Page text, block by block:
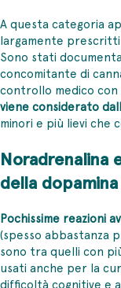
A questa categoria
largamente prescritti
Sono stati
concomitante di
controllo medico con
viene considerato
minori e più lievi che
Noradrenalina
della dopamina
Pochissime reazioni
(spesso abbastanza
sono tra quelli con
usati anche per la
difficoltà cognitive e